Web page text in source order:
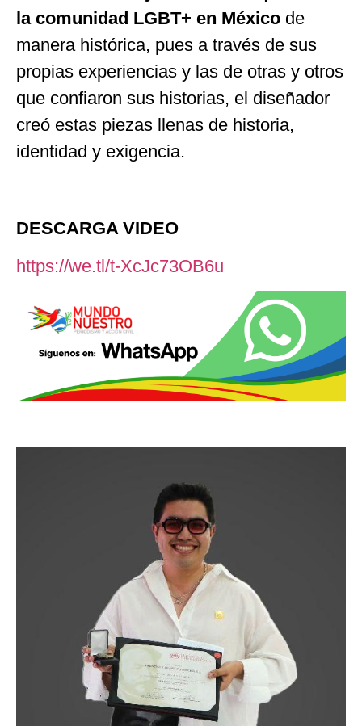
la comunidad LGBT+ en México de
manera histórica, pues a través de sus
propias experiencias y las de otras y otros
que confiaron sus historias, el diseñador
creó estas piezas llenas de historia,
identidad y exigencia.
DESCARGA VIDEO
https://we.tl/t-XcJc73OB6u